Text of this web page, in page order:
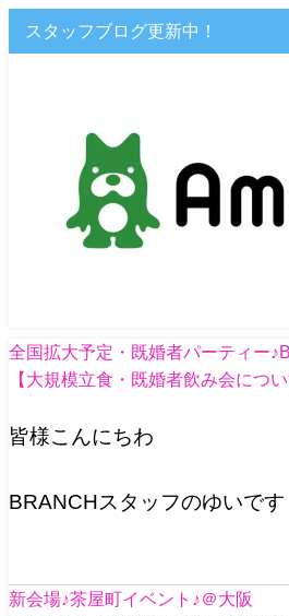
スタッフブログ更新中！
全国拡大予定・既婚者パーティー
【大規模立食・既婚者飲み会につい
皆様こんにちわ
BRANCHスタッフのゆいです
新会場♪茶屋町イベント♪＠大阪